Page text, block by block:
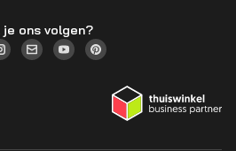
je ons volgen?